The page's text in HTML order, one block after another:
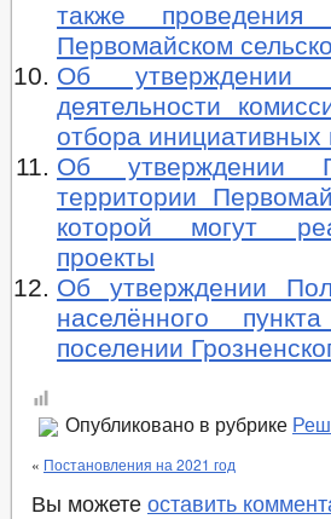
также
Первомайском
Об утверждении
деятельности
отбора инициативных
Об утверждении
территории
которой могут
проекты
Об утверждении
населённого
поселении
Опубликовано в рубрике
« Постановления на 2021 год
Вы можете оставить